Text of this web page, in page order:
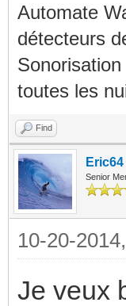
Automate
détecteurs
toutes les
Find
Eric64
Senior
10-20-
Je veux